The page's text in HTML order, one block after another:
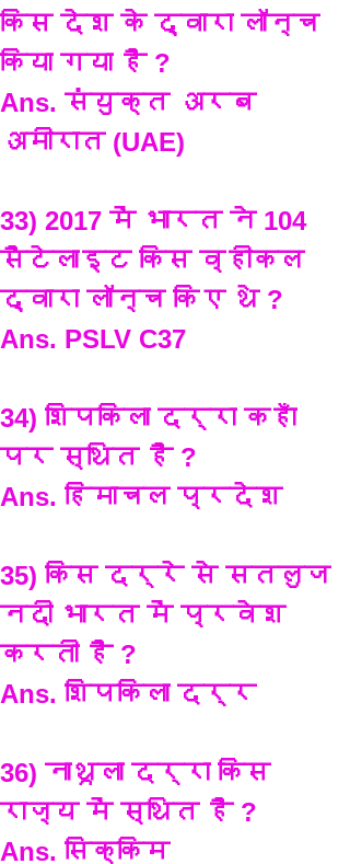
किस देश के द्वारा लॉन्च
किया गया है ?
Ans. संयुक्त अरब
अमीरात (UAE)
33) 2017 में भारत ने 104
सैटेलाइट किस व्हीकल
द्वारा लॉन्च किए थे ?
Ans. PSLV C37
34) शिपकिला दर्रा कहाँ
पर स्थित है ?
Ans. हिमाचल प्रदेश
35) किस दर्रे से सतलुज
नदी भारत में प्रवेश
करती है ?
Ans. शिपकिला दर्र
36) नाथूला दर्रा किस
राज्य में स्थित है ?
Ans. सिक्किम